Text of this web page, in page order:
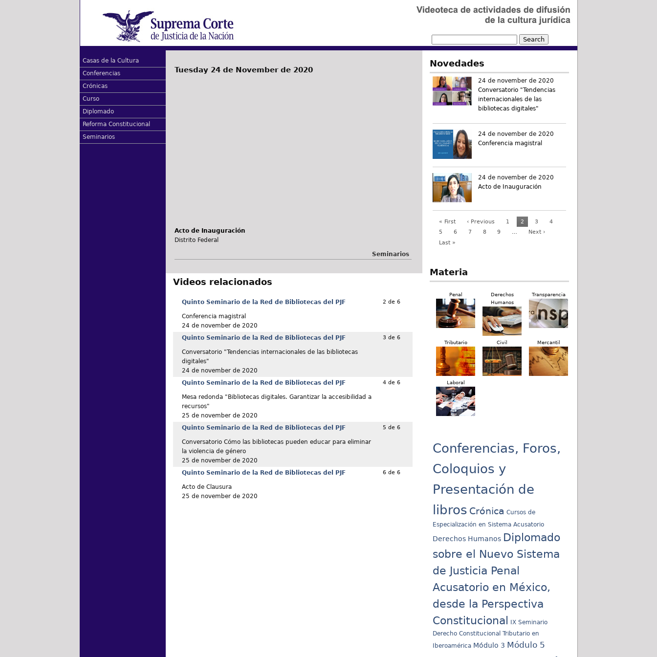
Casas de la Cultura
Conferencias
Crónicas
Curso
Diplomado
Reforma Constitucional
Seminarios
Tuesday 24 de November de 2020
Acto de Inauguración
Distrito Federal
Seminarios
Videos relacionados
Quinto Seminario de la Red de Bibliotecas del PJF
Conferencia magistral
24 de november de 2020
2 de 6
Quinto Seminario de la Red de Bibliotecas del PJF
Conversatorio "Tendencias internacionales de las bibliotecas
digitales"
24 de november de 2020
3 de 6
Quinto Seminario de la Red de Bibliotecas del PJF
Mesa redonda "Bibliotecas digitales. Garantizar la accesibilidad a
recursos"
25 de november de 2020
4 de 6
Quinto Seminario de la Red de Bibliotecas del PJF
Conversatorio Cómo las bibliotecas pueden educar para eliminar
la violencia de género
25 de november de 2020
5 de 6
Quinto Seminario de la Red de Bibliotecas del PJF
Acto de Clausura
25 de november de 2020
6 de 6
Novedades
24 de november de 2020
Conversatorio "Tendencias
internacionales de las
bibliotecas digitales"
24 de november de 2020
Conferencia magistral
24 de november de 2020
Acto de Inauguración
« First ‹ Previous 1 2 3
4
5
6 7 8 9 …
Next ›
Last »
Materia
Penal
Derechos
Humanos
Transparencia
Tributario Civil Mercantil
Laboral
Conferencias, Foros,
Coloquios y
Presentación de
libros Crónica Cursos de
Especialización en Sistema Acusatorio
Derechos Humanos Diplomado
sobre el Nuevo Sistema
de Justicia Penal
Acusatorio en México,
desde la Perspectiva
Constitucional
IX Seminario
Derecho Constitucional Tributario en
Iberoamérica Módulo 3 Módulo 5